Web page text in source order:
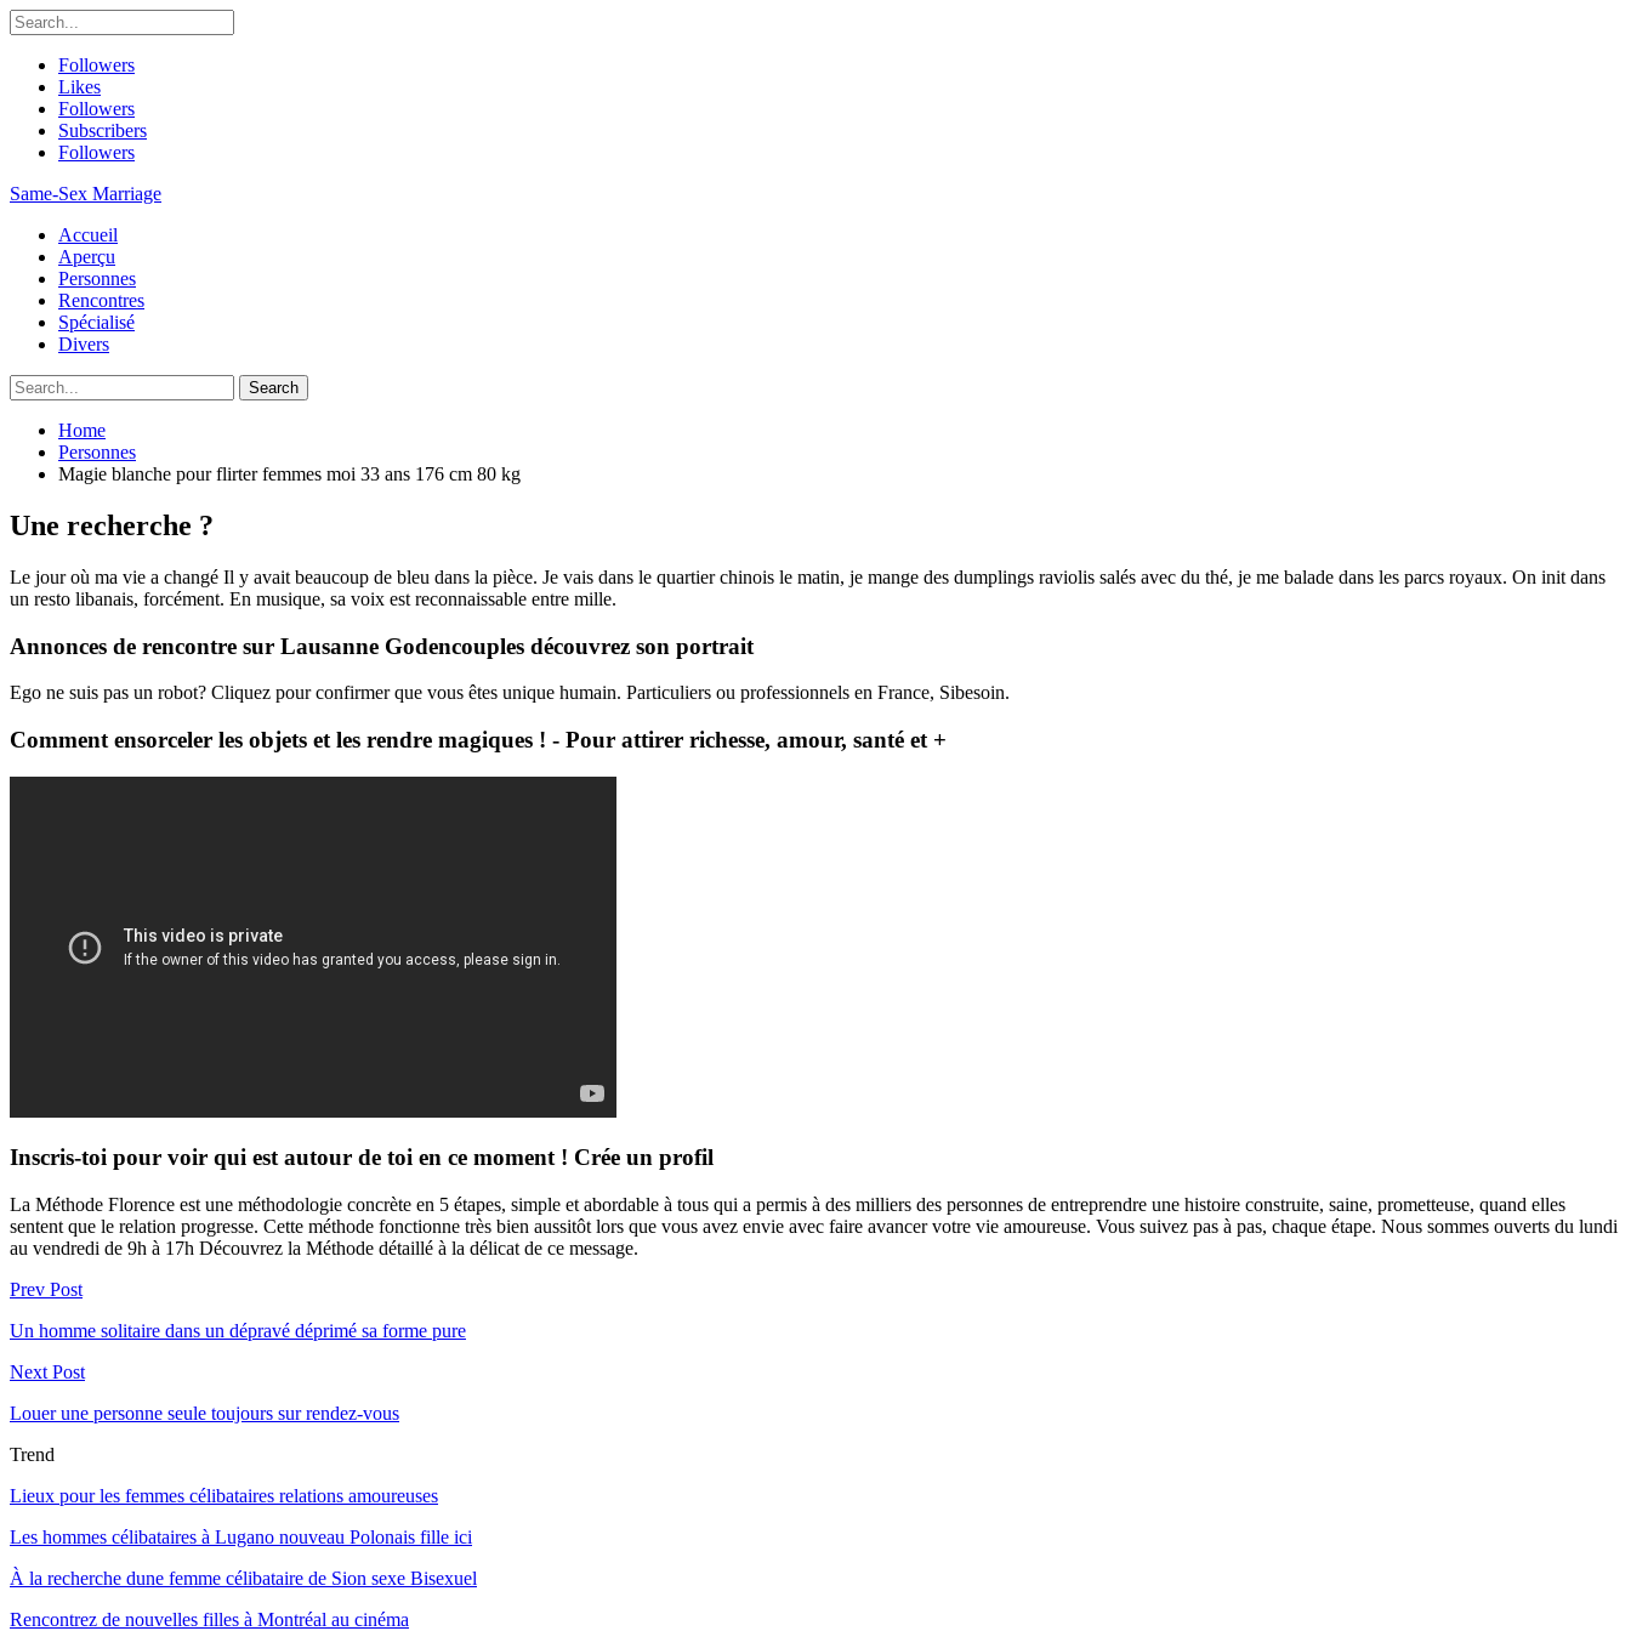
Followers
Likes
Followers
Subscribers
Followers
Same-Sex Marriage
Accueil
Aperçu
Personnes
Rencontres
Spécialisé
Divers
Home
Personnes
Magie blanche pour flirter femmes moi 33 ans 176 cm 80 kg
Une recherche ?
Le jour où ma vie a changé Il y avait beaucoup de bleu dans la pièce. Je vais dans le quartier chinois le matin, je mange des dumplings raviolis salés avec du thé, je me balade dans les parcs royaux. On init dans
un resto libanais, forcément. En musique, sa voix est reconnaissable entre mille.
Annonces de rencontre sur Lausanne Godencouples découvrez son portrait
Ego ne suis pas un robot? Cliquez pour confirmer que vous êtes unique humain. Particuliers ou professionnels en France, Sibesoin.
Comment ensorceler les objets et les rendre magiques ! - Pour attirer richesse, amour, santé et +
Inscris-toi pour voir qui est autour de toi en ce moment ! Crée un profil
La Méthode Florence est une méthodologie concrète en 5 étapes, simple et abordable à tous qui a permis à des milliers des personnes de entreprendre une histoire construite, saine, prometteuse, quand elles
sentent que le relation progresse. Cette méthode fonctionne très bien aussitôt lors que vous avez envie avec faire avancer votre vie amoureuse. Vous suivez pas à pas, chaque étape. Nous sommes ouverts du lundi
au vendredi de 9h à 17h Découvrez la Méthode détaillé à la délicat de ce message.
Prev Post
Un homme solitaire dans un dépravé déprimé sa forme pure
Next Post
Louer une personne seule toujours sur rendez-vous
Trend
Lieux pour les femmes célibataires relations amoureuses
Les hommes célibataires à Lugano nouveau Polonais fille ici
À la recherche dune femme célibataire de Sion sexe Bisexuel
Rencontrez de nouvelles filles à Montréal au cinéma